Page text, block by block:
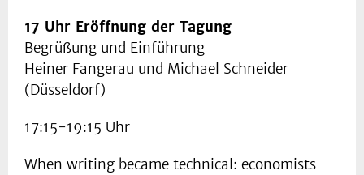
17 Uhr Eröffnung der Tagung
Begrüßung und Einführung
Heiner Fangerau und Michael Schneider
(Düsseldorf)
17:15-19:15 Uhr
When writing became technical: economists